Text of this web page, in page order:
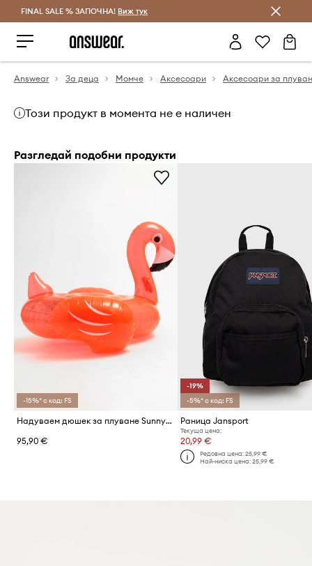
Спестявай с Answear Club
FINAL SALE % ЗАПОЧНА! Виж тук
Answear За деца Момче Аксесоари Аксесоари за
Този продукт в момента не е наличен
Разгледай подобни продукти
-15%* с код: FS
Надуваем дюшек за плуване SunnyLife Rosie Watermelon
95,90 €
-19%
-5%* с код: FS
Раница Jansport
Текуща цена:
20,99 €
Редовна цена: 25,99 €
Най-ниска цена: 25,99 €